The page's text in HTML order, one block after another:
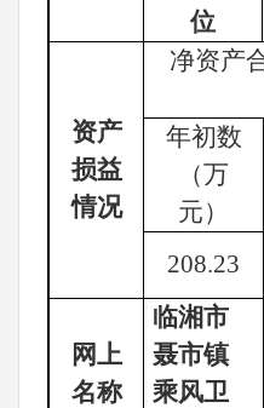
位
资产
损益
情况
净资产
年初数
（万
元）
208.23
网上
名称
临湘市
聂市镇
乘风卫